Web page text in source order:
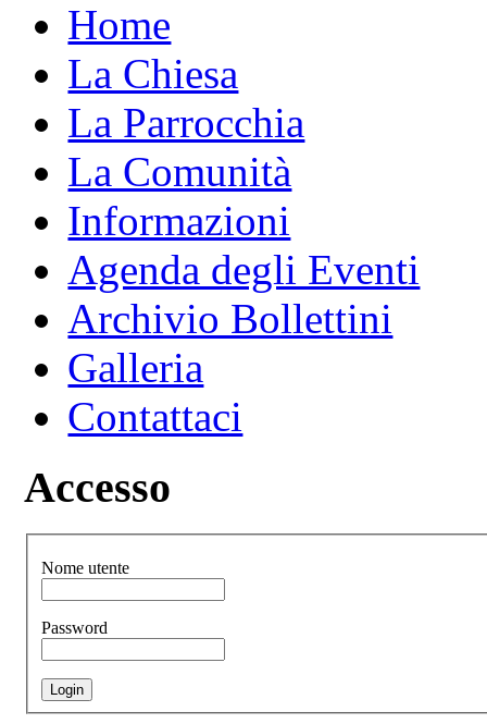
Home
La Chiesa
La Parrocchia
La Comunità
Informazioni
Agenda degli Eventi
Archivio Bollettini
Galleria
Contattaci
Accesso
Nome utente
Password